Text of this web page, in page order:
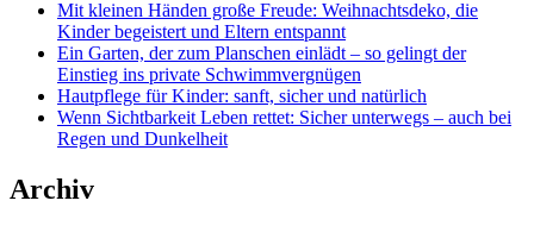
Mit kleinen Händen große Freude: Weihnachtsdeko, die
Kinder begeistert und Eltern entspannt
Ein Garten, der zum Planschen einlädt – so gelingt der
Einstieg ins private Schwimmvergnügen
Hautpflege für Kinder: sanft, sicher und natürlich
Wenn Sichtbarkeit Leben rettet: Sicher unterwegs – auch bei
Regen und Dunkelheit
Archiv